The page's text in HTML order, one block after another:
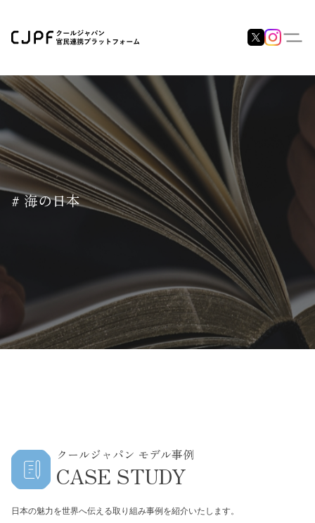
# 海の日本
クールジャパン モデル事例
CASE STUDY
日本の魅力を世界へ伝える取り組み事例を紹介いたします。